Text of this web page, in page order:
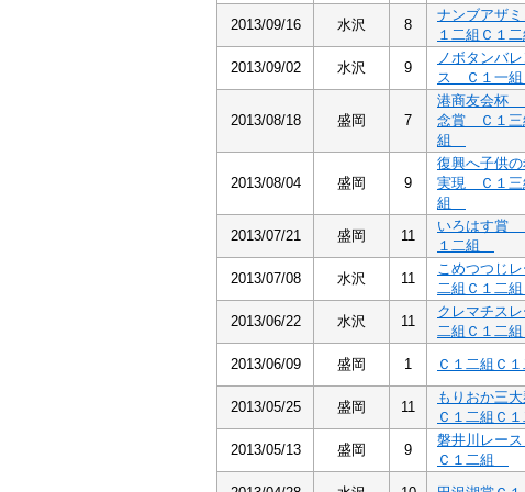
2013/09/16 水沢 8
ナンブアザ
１二組Ｃ１
2013/09/02 水沢 9
ノボタンバ
ス Ｃ１一
2013/08/18 盛岡 7
港商友会杯
念賞 Ｃ１三
組
2013/08/04 盛岡 9
復興へ子供
実現 Ｃ１三
組
2013/07/21 盛岡 11
いろはす賞
１二組
2013/07/08 水沢 11
こめつつじ
二組Ｃ１二
2013/06/22 水沢 11
クレマチス
二組Ｃ１二
2013/06/09 盛岡 1 Ｃ１二組Ｃ
2013/05/25 盛岡 11
もりおか三
Ｃ１二組Ｃ
2013/05/13 盛岡 9
磐井川レー
Ｃ１二組